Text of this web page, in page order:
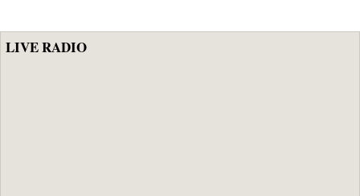
LIVE RADIO